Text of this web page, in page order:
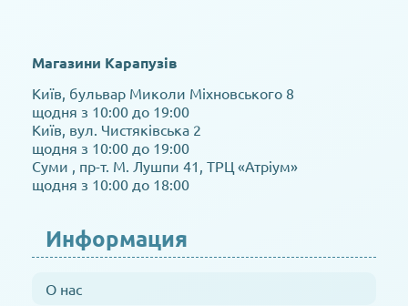
Магазини Карапузів
Київ, бульвар Миколи Міхновського 8
щодня з 10:00 до 19:00
Київ, вул. Чистяківська 2
щодня з 10:00 до 19:00
Суми , пр-т. М. Лушпи 41, ТРЦ «Атріум»
щодня з 10:00 до 18:00
Информация
О нас